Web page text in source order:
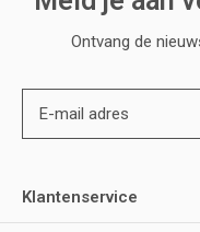
Ontvang de
Klantenservice